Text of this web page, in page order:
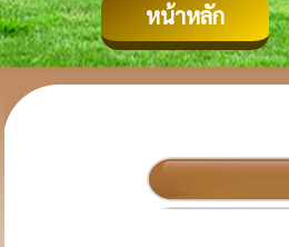
หน้าหลัก